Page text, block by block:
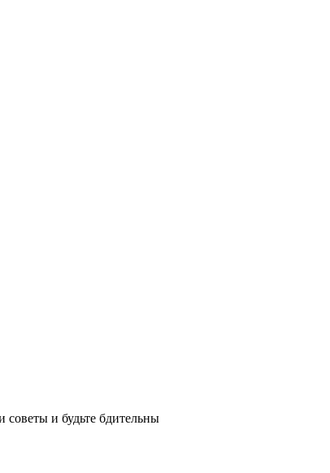
и будьте бдительны